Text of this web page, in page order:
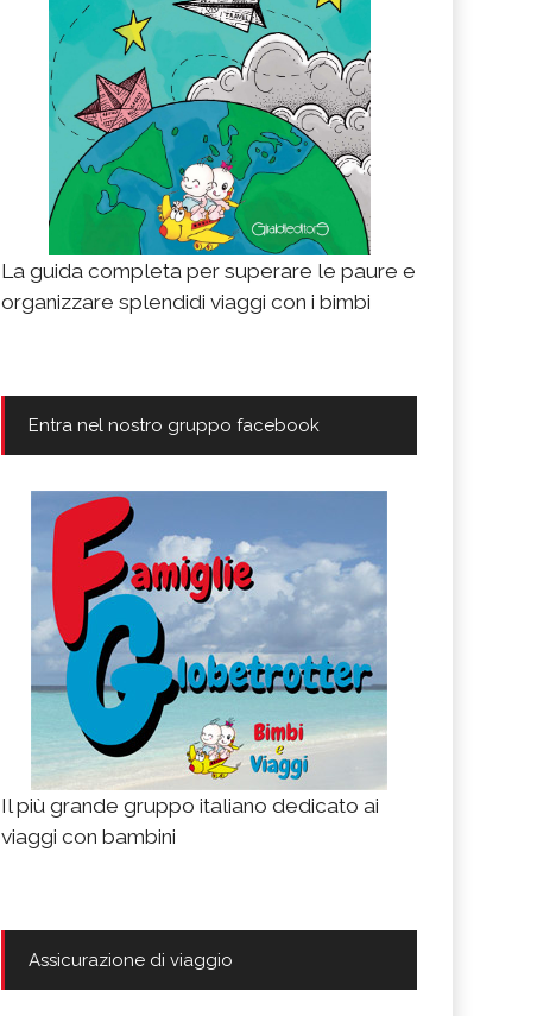
La guida completa per superare le paure e
organizzare splendidi viaggi con i bimbi
Entra nel nostro gruppo facebook
Il più grande gruppo italiano dedicato ai
viaggi con bambini
Assicurazione di viaggio